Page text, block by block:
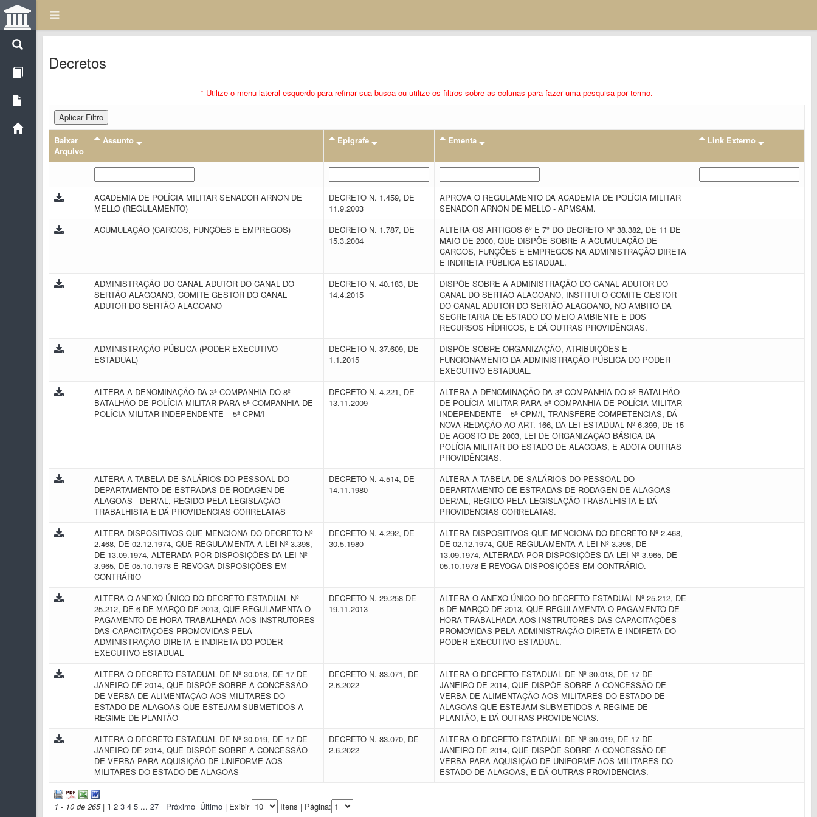
Decretos
* Utilize o menu lateral esquerdo para refinar sua busca ou utilize os filtros sobre as colunas para fazer uma pesquisa por termo.
Aplicar Filtro
Baixar
Arquivo
Assunto Epigrafe Ementa Link Externo
ACADEMIA DE POLÍCIA MILITAR SENADOR ARNON DE
MELLO (REGULAMENTO)
DECRETO N. 1.459, DE
11.9.2003
APROVA O REGULAMENTO DA ACADEMIA DE POLÍCIA MILITAR
SENADOR ARNON DE MELLO - APMSAM.
ACUMULAÇÃO (CARGOS, FUNÇÕES E EMPREGOS)
DECRETO N. 1.787, DE
15.3.2004
ALTERA OS ARTIGOS 6º E 7º DO DECRETO Nº 38.382, DE 11 DE
MAIO DE 2000, QUE DISPÕE SOBRE A ACUMULAÇÃO DE
CARGOS, FUNÇÕES E EMPREGOS NA ADMINISTRAÇÃO DIRETA
E INDIRETA PÚBLICA ESTADUAL.
ADMINISTRAÇÃO DO CANAL ADUTOR DO CANAL DO
SERTÃO ALAGOANO, COMITÊ GESTOR DO CANAL
ADUTOR DO SERTÃO ALAGOANO
DECRETO N. 40.183, DE
14.4.2015
DISPÕE SOBRE A ADMINISTRAÇÃO DO CANAL ADUTOR DO
CANAL DO SERTÃO ALAGOANO, INSTITUI O COMITÊ GESTOR
DO CANAL ADUTOR DO SERTÃO ALAGOANO, NO ÂMBITO DA
SECRETARIA DE ESTADO DO MEIO AMBIENTE E DOS
RECURSOS HÍDRICOS, E DÁ OUTRAS PROVIDÊNCIAS.
ADMINISTRAÇÃO PÚBLICA (PODER EXECUTIVO
ESTADUAL)
DECRETO N. 37.609, DE
1.1.2015
DISPÕE SOBRE ORGANIZAÇÃO, ATRIBUIÇÕES E
FUNCIONAMENTO DA ADMINISTRAÇÃO PÚBLICA DO PODER
EXECUTIVO ESTADUAL.
ALTERA A DENOMINAÇÃO DA 3ª COMPANHIA DO 8º
BATALHÃO DE POLÍCIA MILITAR PARA 5ª COMPANHIA DE
POLÍCIA MILITAR INDEPENDENTE – 5ª CPM/I
DECRETO N. 4.221, DE
13.11.2009
ALTERA A DENOMINAÇÃO DA 3ª COMPANHIA DO 8º BATALHÃO
DE POLÍCIA MILITAR PARA 5ª COMPANHIA DE POLÍCIA MILITAR
INDEPENDENTE – 5ª CPM/I, TRANSFERE COMPETÊNCIAS, DÁ
NOVA REDAÇÃO AO ART. 166, DA LEI ESTADUAL Nº 6.399, DE 15
DE AGOSTO DE 2003, LEI DE ORGANIZAÇÃO BÁSICA DA
POLÍCIA MILITAR DO ESTADO DE ALAGOAS, E ADOTA OUTRAS
PROVIDÊNCIAS.
ALTERA A TABELA DE SALÁRIOS DO PESSOAL DO
DEPARTAMENTO DE ESTRADAS DE RODAGEN DE
ALAGOAS - DER/AL, REGIDO PELA LEGISLAÇÃO
TRABALHISTA E DÁ PROVIDÊNCIAS CORRELATAS
DECRETO N. 4.514, DE
14.11.1980
ALTERA A TABELA DE SALÁRIOS DO PESSOAL DO
DEPARTAMENTO DE ESTRADAS DE RODAGEN DE ALAGOAS -
DER/AL, REGIDO PELA LEGISLAÇÃO TRABALHISTA E DÁ
PROVIDÊNCIAS CORRELATAS.
ALTERA DISPOSITIVOS QUE MENCIONA DO DECRETO Nº
2.468, DE 02.12.1974, QUE REGULAMENTA A LEI Nº 3.398,
DE 13.09.1974, ALTERADA POR DISPOSIÇÕES DA LEI Nº
3.965, DE 05.10.1978 E REVOGA DISPOSIÇÕES EM
CONTRÁRIO
DECRETO N. 4.292, DE
30.5.1980
ALTERA DISPOSITIVOS QUE MENCIONA DO DECRETO Nº 2.468,
DE 02.12.1974, QUE REGULAMENTA A LEI Nº 3.398, DE
13.09.1974, ALTERADA POR DISPOSIÇÕES DA LEI Nº 3.965, DE
05.10.1978 E REVOGA DISPOSIÇÕES EM CONTRÁRIO.
ALTERA O ANEXO ÚNICO DO DECRETO ESTADUAL Nº
25.212, DE 6 DE MARÇO DE 2013, QUE REGULAMENTA O
PAGAMENTO DE HORA TRABALHADA AOS INSTRUTORES
DAS CAPACITAÇÕES PROMOVIDAS PELA
ADMINISTRAÇÃO DIRETA E INDIRETA DO PODER
EXECUTIVO ESTADUAL
DECRETO N. 29.258 DE
19.11.2013
ALTERA O ANEXO ÚNICO DO DECRETO ESTADUAL Nº 25.212, DE
6 DE MARÇO DE 2013, QUE REGULAMENTA O PAGAMENTO DE
HORA TRABALHADA AOS INSTRUTORES DAS CAPACITAÇÕES
PROMOVIDAS PELA ADMINISTRAÇÃO DIRETA E INDIRETA DO
PODER EXECUTIVO ESTADUAL.
ALTERA O DECRETO ESTADUAL DE Nº 30.018, DE 17 DE
JANEIRO DE 2014, QUE DISPÕE SOBRE A CONCESSÃO
DE VERBA DE ALIMENTAÇÃO AOS MILITARES DO
ESTADO DE ALAGOAS QUE ESTEJAM SUBMETIDOS A
REGIME DE PLANTÃO
DECRETO N. 83.071, DE
2.6.2022
ALTERA O DECRETO ESTADUAL DE Nº 30.018, DE 17 DE
JANEIRO DE 2014, QUE DISPÕE SOBRE A CONCESSÃO DE
VERBA DE ALIMENTAÇÃO AOS MILITARES DO ESTADO DE
ALAGOAS QUE ESTEJAM SUBMETIDOS A REGIME DE
PLANTÃO, E DÁ OUTRAS PROVIDÊNCIAS.
ALTERA O DECRETO ESTADUAL DE Nº 30.019, DE 17 DE
JANEIRO DE 2014, QUE DISPÕE SOBRE A CONCESSÃO
DE VERBA PARA AQUISIÇÃO DE UNIFORME AOS
MILITARES DO ESTADO DE ALAGOAS
DECRETO N. 83.070, DE
2.6.2022
ALTERA O DECRETO ESTADUAL DE Nº 30.019, DE 17 DE
JANEIRO DE 2014, QUE DISPÕE SOBRE A CONCESSÃO DE
VERBA PARA AQUISIÇÃO DE UNIFORME AOS MILITARES DO
ESTADO DE ALAGOAS, E DÁ OUTRAS PROVIDÊNCIAS.
1 - 10 de 265| 1 2 3 4 5 ... 27 Próximo Último | Exibir Itens | Página: